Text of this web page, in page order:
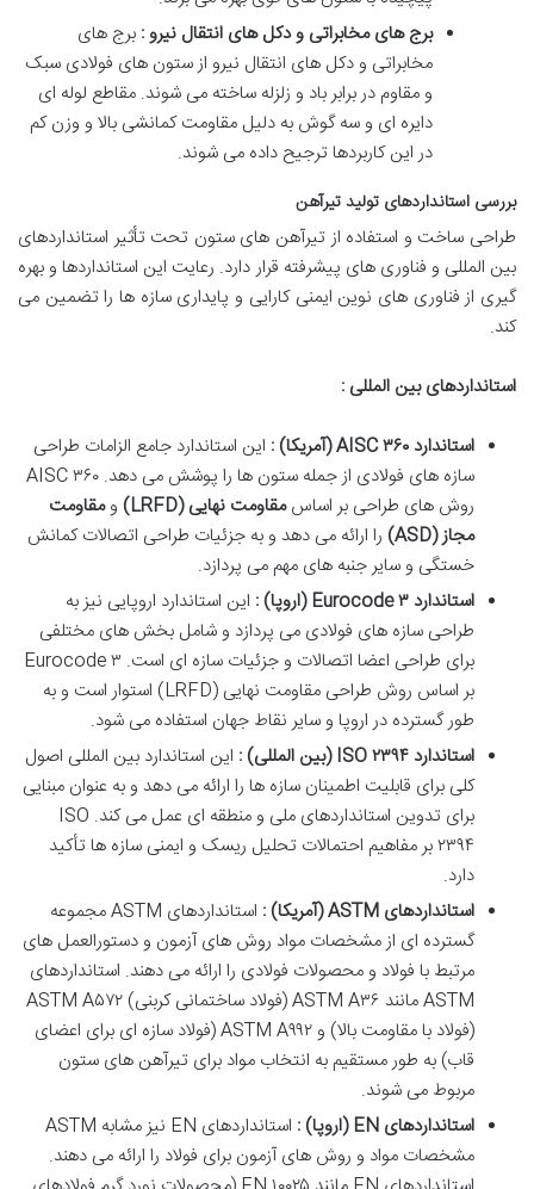
برج های مخابراتی و دکل های انتقال نیرو : برج های
مخابراتی و دکل های انتقال نیرو از ستون های فولادی سبک
و مقاوم در برابر باد و زلزله ساخته می شوند. مقاطع لوله ای
دایره ای و سه گوش به دلیل مقاومت کمانشی بالا و وزن کم
در این کاربردها ترجیح داده می شوند.
بررسی استانداردهای تولید تیرآهن
طراحی ساخت و استفاده از تیرآهن های ستون تحت تأثیر استانداردهای
بین المللی و فناوری های پیشرفته قرار دارد. رعایت این استانداردها و بهره
گیری از فناوری های نوین ایمنی کارایی و پایداری سازه ها را تضمین می
کند.
استانداردهای بین المللی :
استاندارد ۳۶۰ (آمریکا)
: این استاندارد جامع الزامات طراحی
سازه های فولادی از جمله ستون ها را پوشش می دهد. AISC ۳۶۰
روش های طراحی بر اساسمقاومت نهایی(LRFD) ومقاومت
مجاز(ASD)
را ارائه می دهد و به جزئیات طراحی اتصالات کمانش
خستگی و سایر جنبه های مهم می پردازد.
استاندارد ۳ (اروپا)
: این استاندارد اروپایی نیز به
طراحی سازه های فولادی می پردازد و شامل بخش های مختلفی
برای طراحی اعضا اتصالات و جزئیات سازه ای است. Eurocode ۳
بر اساس روش طراحی مقاومت نهایی (LRFD) استوار است و به
طور گسترده در اروپا و سایر نقاط جهان استفاده می شود.
استاندارد ۲۳۹۴ (بین المللی)
: این استاندارد بین المللی اصول
کلی برای قابلیت اطمینان سازه ها را ارائه می دهد و به عنوان مبنایی
برای تدوین استانداردهای ملی و منطقه ای عمل می کند. ISO
۲۳۹۴ بر مفاهیم احتمالات تحلیل ریسک و ایمنی سازه ها تأکید
دارد.
استانداردهای
آمریکا)
:
استانداردهای ASTM مجموعه
گسترده ای از مشخصات مواد روش های آزمون و دستورالعمل های
مرتبط با فولاد و محصولات فولادی را ارائه می دهند. استانداردهای
ASTM مانند ASTM A۳۶ (فولاد ساختمانی کربنی) ASTM A۵۷۲
(فولاد با مقاومت بالا) و ASTM A۹۹۲ (فولاد سازه ای برای اعضای
قاب) به طور مستقیم به انتخاب مواد برای تیرآهن های ستون
مربوط می شوند.
استانداردهای
اروپا)
:
استانداردهای EN نیز مشابه ASTM
مشخصات مواد و روش های آزمون برای فولاد را ارائه می دهند.